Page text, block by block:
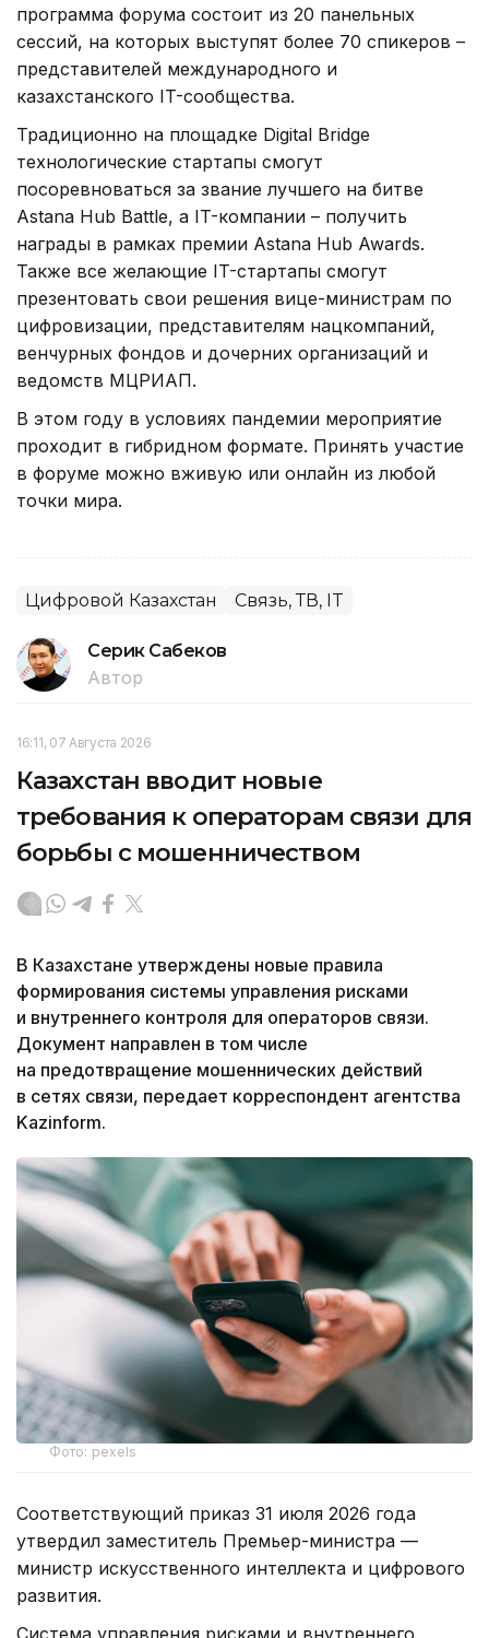
программа форума состоит из 20 панельных
сессий, на которых выступят более 70 спикеров –
представителей международного и
казахстанского IT-сообщества.
Традиционно на площадке Digital Bridge
технологические стартапы смогут
посоревноваться за звание лучшего на битве
Astana Hub Battle, а IT-компании – получить
награды в рамках премии Astana Hub Awards.
Также все желающие IT-стартапы смогут
презентовать свои решения вице-министрам по
цифровизации, представителям нацкомпаний,
венчурных фондов и дочерних организаций и
ведомств МЦРИАП.
В этом году в условиях пандемии мероприятие
проходит в гибридном формате. Принять участие
в форуме можно вживую или онлайн из любой
точки мира.
Цифровой Казахстан Связь, ТВ, IT
Серик Сабеков
Автор
16:11, 07 Августа 2026
Казахстан вводит новые
требования к операторам связи для
борьбы с мошенничеством
В Казахстане утверждены новые правила
формирования системы управления рисками
и внутреннего контроля для операторов связи.
Документ направлен в том числе
на предотвращение мошеннических действий
в сетях связи, передает корреспондент агентства
Kazinform.
Фото: pexels
Соответствующий приказ 31 июля 2026 года
утвердил заместитель Премьер-министра —
министр искусственного интеллекта и цифрового
развития.
Система управления рисками и внутреннего